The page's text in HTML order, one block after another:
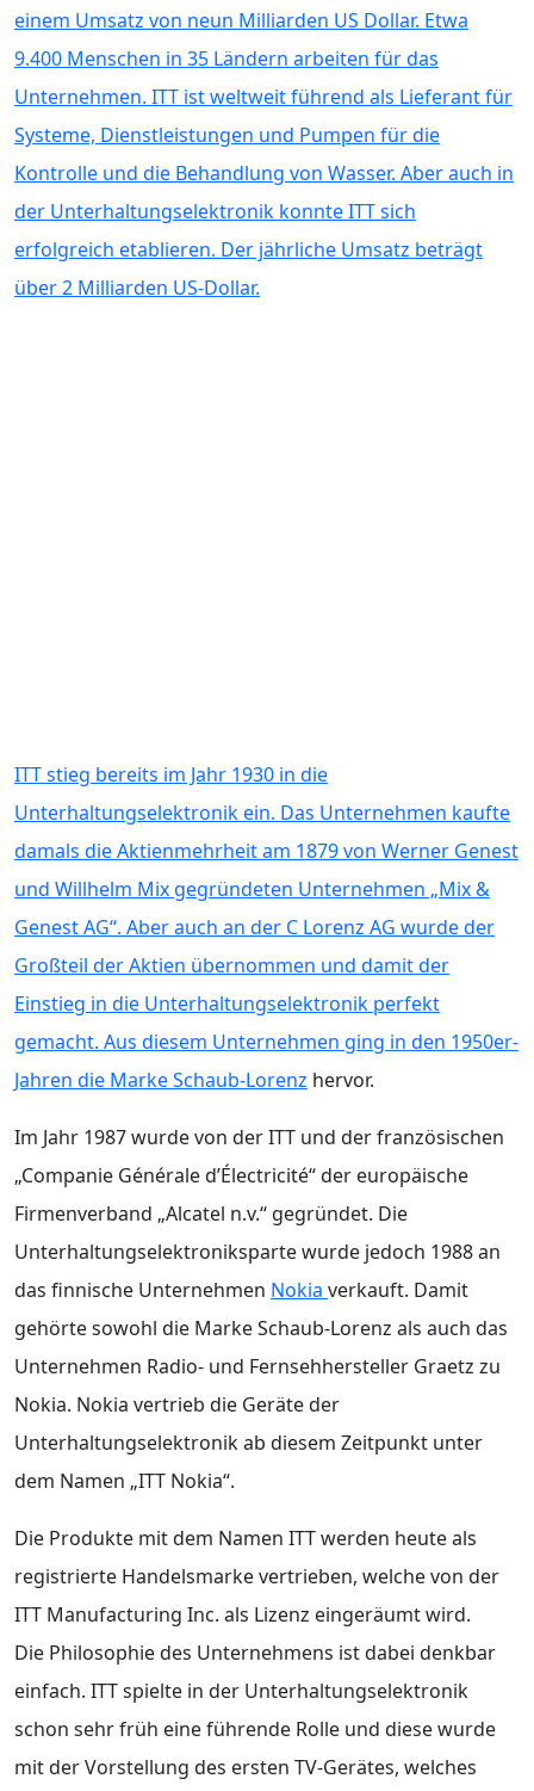
einem Umsatz von neun Milliarden US Dollar. Etwa
9.400 Menschen in 35 Ländern arbeiten für das
Unternehmen. ITT ist weltweit führend als Lieferant für
Systeme, Dienstleistungen und Pumpen für die
Kontrolle und die Behandlung von Wasser. Aber auch in
der Unterhaltungselektronik konnte ITT sich
erfolgreich etablieren. Der jährliche Umsatz beträgt
über 2 Milliarden US-Dollar.
ITT stieg bereits im Jahr 1930 in die
Unterhaltungselektronik ein. Das Unternehmen kaufte
damals die Aktienmehrheit am 1879 von Werner Genest
und Willhelm Mix gegründeten Unternehmen „Mix &
Genest AG“. Aber auch an der C Lorenz AG wurde der
Großteil der Aktien übernommen und damit der
Einstieg in die Unterhaltungselektronik perfekt
gemacht. Aus diesem Unternehmen ging in den 1950er-
Jahren die Marke Schaub-Lorenz hervor.
Im Jahr 1987 wurde von der ITT und der französischen
„Companie Générale d’Électricité“ der europäische
Firmenverband „Alcatel n.v.“ gegründet. Die
Unterhaltungselektroniksparte wurde jedoch 1988 an
das finnische Unternehmen Nokia verkauft. Damit
gehörte sowohl die Marke Schaub-Lorenz als auch das
Unternehmen Radio- und Fernsehhersteller Graetz zu
Nokia. Nokia vertrieb die Geräte der
Unterhaltungselektronik ab diesem Zeitpunkt unter
dem Namen „ITT Nokia“.
Die Produkte mit dem Namen ITT werden heute als
registrierte Handelsmarke vertrieben, welche von der
ITT Manufacturing Inc. als Lizenz eingeräumt wird.
Die Philosophie des Unternehmens ist dabei denkbar
einfach. ITT spielte in der Unterhaltungselektronik
schon sehr früh eine führende Rolle und diese wurde
mit der Vorstellung des ersten TV-Gerätes, welches